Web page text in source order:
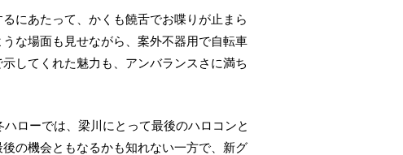
な場面も見せながら、案外不器用で自転車
してくれた魅力も、アンバランスさに満ち
の機会ともなるかも知れない一方で、新グ